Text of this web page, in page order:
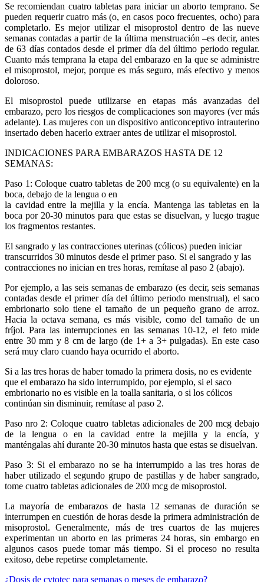
Se recomiendan cuatro tabletas para iniciar un aborto temprano. Se
pueden requerir cuatro más (o, en casos poco frecuentes, ocho) para
completarlo. Es mejor utilizar el misoprostol dentro de las nueve
semanas contadas a partir de la última menstruación –es decir, antes
de 63 días contados desde el primer día del último periodo regular.
Cuanto más temprana la etapa del embarazo en la que se administre
el misoprostol, mejor, porque es más seguro, más efectivo y menos
doloroso.
El misoprostol puede utilizarse en etapas más avanzadas del
embarazo, pero los riesgos de complicaciones son mayores (ver más
adelante). Las mujeres con un dispositivo anticonceptivo intrauterino
insertado deben hacerlo extraer antes de utilizar el misoprostol.
INDICACIONES PARA EMBARAZOS HASTA DE 12
SEMANAS:
Paso 1: Coloque cuatro tabletas de 200 mcg (o su equivalente) en la
boca, debajo de la lengua o en
la cavidad entre la mejilla y la encía. Mantenga las tabletas en la
boca por 20-30 minutos para que estas se disuelvan, y luego trague
los fragmentos restantes.
El sangrado y las contracciones uterinas (cólicos) pueden iniciar
transcurridos 30 minutos desde el primer paso. Si el sangrado y las
contracciones no inician en tres horas, remítase al paso 2 (abajo).
Por ejemplo, a las seis semanas de embarazo (es decir, seis semanas
contadas desde el primer día del último periodo menstrual), el saco
embrionario solo tiene el tamaño de un pequeño grano de arroz.
Hacia la octava semana, es más visible, como del tamaño de un
fríjol. Para las interrupciones en las semanas 10-12, el feto mide
entre 30 mm y 8 cm de largo (de 1+ a 3+ pulgadas). En este caso
será muy claro cuando haya ocurrido el aborto.
Si a las tres horas de haber tomado la primera dosis, no es evidente
que el embarazo ha sido interrumpido, por ejemplo, si el saco
embrionario no es visible en la toalla sanitaria, o si los cólicos
continúan sin disminuir, remítase al paso 2.
Paso nro 2: Coloque cuatro tabletas adicionales de 200 mcg debajo
de la lengua o en la cavidad entre la mejilla y la encía, y
manténgalas ahí durante 20-30 minutos hasta que estas se disuelvan.
Paso 3: Si el embarazo no se ha interrumpido a las tres horas de
haber utilizado el segundo grupo de pastillas y de haber sangrado,
tome cuatro tabletas adicionales de 200 mcg de misoprostol.
La mayoría de embarazos de hasta 12 semanas de duración se
interrumpen en cuestión de horas desde la primera administración de
misoprostol. Generalmente, más de tres cuartos de las mujeres
experimentan un aborto en las primeras 24 horas, sin embargo en
algunos casos puede tomar más tiempo. Si el proceso no resulta
exitoso, debe repetirse completamente.
¿Dosis de cytotec para semanas o meses de embarazo?